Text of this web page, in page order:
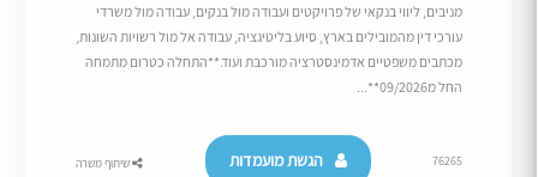
מניבים, ליווי בנקאי של פרויקטים ועבודה מול בנקים, עבודה מול משרדי
עורכי דין מהמובילים בארץ, סיוע בליטיגציה, עבודה אל מול רשויות השונות,
מכתבים משפטיים אדמינסטרציה מורכבת ועוד.**התחלה כטרום מתמחה
החל מ09/2026**...
76265 הגשת מועמדות שיתוף משרה